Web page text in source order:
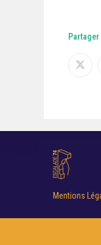
Mentions